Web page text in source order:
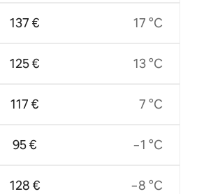
137 €
125 €
117 €
95 €
128 €
17 °C
13 °C
7 °C
−1 °C
−8 °C